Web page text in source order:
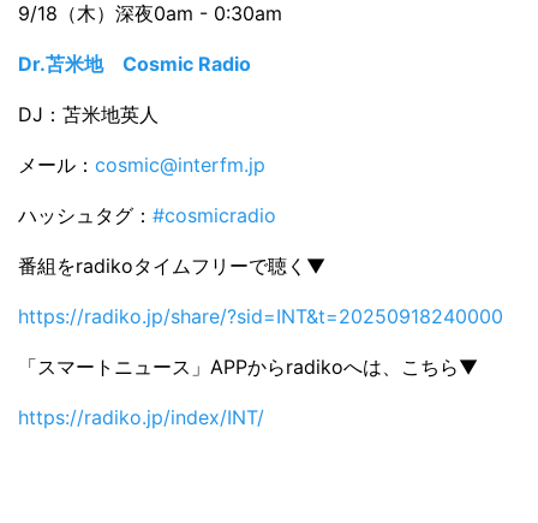
9/18（木）深夜0am - 0:30am
Dr.苫米地 Cosmic Radio
DJ：苫米地英人
メール： cosmic@interfm.jp
ハッシュタグ： #cosmicradio
番組をradikoタイムフリーで聴く▼
https://radiko.jp/share/?sid=INT&t=20250918240000
「スマートニュース」APPからradikoへは、こちら▼
https://radiko.jp/index/INT/